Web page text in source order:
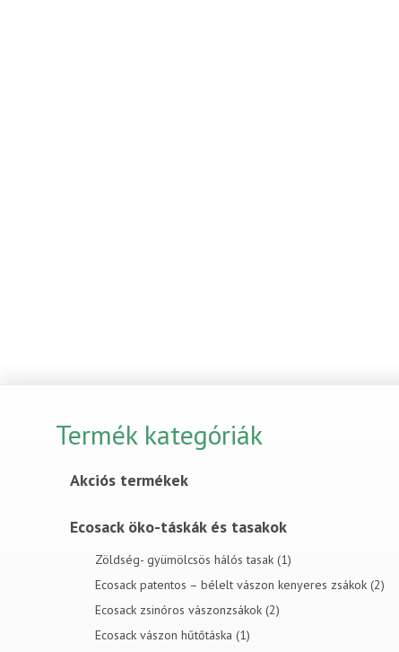
Termék kategóriák
Akciós termékek
Ecosack öko-táskák és tasakok
Zöldség- gyümölcsös hálós tasak (1)
Ecosack patentos – bélelt vászon kenyeres zsákok (2)
Ecosack zsinóros vászonzsákok (2)
Ecosack vászon hűtőtáska (1)